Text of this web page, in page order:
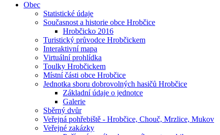
Obec
Statistické údaje
Současnost a historie obce Hrobčice
Hrobčicko 2016
Turistický průvodce Hrobčickem
Interaktivní mapa
Virtuální prohlídka
Toulky Hrobčickem
Místní části obce Hrobčice
Jednotka sboru dobrovolných hasičů Hrobčice
Základní údaje o jednotce
Galerie
Sběrný dvůr
Veřejná pohřebiště - Hrobčice, Chouč, Mrzlice, Mukov
Veřejné zakázky